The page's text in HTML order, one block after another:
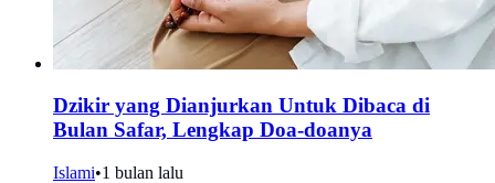
Dzikir yang Dianjurkan Untuk Dibaca di
Bulan Safar, Lengkap Doa-doanya
Islami•1 bulan lalu